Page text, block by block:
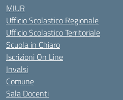
MIUR
Ufficio Scolastico Regionale
Ufficio Scolastico Territoriale
Scuola in Chiaro
Iscrizioni On Line
Invalsi
Comune
Sala Docenti